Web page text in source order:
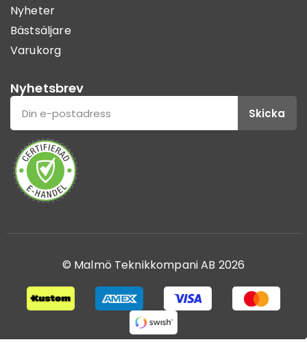
Nyheter
Bästsäljare
Varukorg
Nyhetsbrev
Skicka
© Malmö Teknikkompani AB 2026